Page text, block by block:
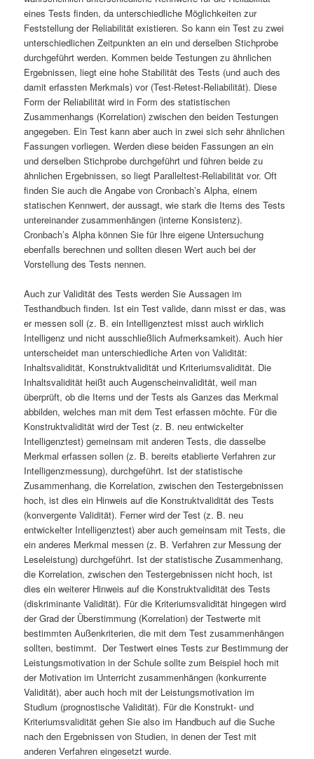
eines Tests finden, da unterschiedliche Möglichkeiten zur
Feststellung der Reliabilität existieren. So kann ein Test zu zwei
unterschiedlichen Zeitpunkten an ein und derselben Stichprobe
durchgeführt werden. Kommen beide Testungen zu ähnlichen
Ergebnissen, liegt eine hohe Stabilität des Tests (und auch des
damit erfassten Merkmals) vor (Test-Retest-Reliabilität). Diese
Form der Reliabilität wird in Form des statistischen
Zusammenhangs (Korrelation) zwischen den beiden Testungen
angegeben. Ein Test kann aber auch in zwei sich sehr ähnlichen
Fassungen vorliegen. Werden diese beiden Fassungen an ein
und derselben Stichprobe durchgeführt und führen beide zu
ähnlichen Ergebnissen, so liegt Paralleltest-Reliabilität vor. Oft
finden Sie auch die Angabe von Cronbach’s Alpha, einem
statischen Kennwert, der aussagt, wie stark die Items des Tests
untereinander zusammenhängen (interne Konsistenz).
Cronbach’s Alpha können Sie für Ihre eigene Untersuchung
ebenfalls berechnen und sollten diesen Wert auch bei der
Vorstellung des Tests nennen.
Auch zur Validität des Tests werden Sie Aussagen im
Testhandbuch finden. Ist ein Test valide, dann misst er das, was
er messen soll (z. B. ein Intelligenztest misst auch wirklich
Intelligenz und nicht ausschließlich Aufmerksamkeit). Auch hier
unterscheidet man unterschiedliche Arten von Validität:
Inhaltsvalidität, Konstruktvalidität und Kriteriumsvalidität. Die
Inhaltsvalidität heißt auch Augenscheinvalidität, weil man
überprüft, ob die Items und der Tests als Ganzes das Merkmal
abbilden, welches man mit dem Test erfassen möchte. Für die
Konstruktvalidität wird der Test (z. B. neu entwickelter
Intelligenztest) gemeinsam mit anderen Tests, die dasselbe
Merkmal erfassen sollen (z. B. bereits etablierte Verfahren zur
Intelligenzmessung), durchgeführt. Ist der statistische
Zusammenhang, die Korrelation, zwischen den Testergebnissen
hoch, ist dies ein Hinweis auf die Konstruktvalidität des Tests
(konvergente Validität). Ferner wird der Test (z. B. neu
entwickelter Intelligenztest) aber auch gemeinsam mit Tests, die
ein anderes Merkmal messen (z. B. Verfahren zur Messung der
Leseleistung) durchgeführt. Ist der statistische Zusammenhang,
die Korrelation, zwischen den Testergebnissen nicht hoch, ist
dies ein weiterer Hinweis auf die Konstruktvalidität des Tests
(diskriminante Validität). Für die Kriteriumsvalidität hingegen wird
der Grad der Überstimmung (Korrelation) der Testwerte mit
bestimmten Außenkriterien, die mit dem Test zusammenhängen
sollten, bestimmt. Der Testwert eines Tests zur Bestimmung der
Leistungsmotivation in der Schule sollte zum Beispiel hoch mit
der Motivation im Unterricht zusammenhängen (konkurrente
Validität), aber auch hoch mit der Leistungsmotivation im
Studium (prognostische Validität). Für die Konstrukt- und
Kriteriumsvalidität gehen Sie also im Handbuch auf die Suche
nach den Ergebnissen von Studien, in denen der Test mit
anderen Verfahren eingesetzt wurde.